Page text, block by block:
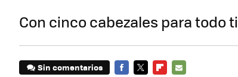
Con cinco cabezales para todo
Sin comentarios